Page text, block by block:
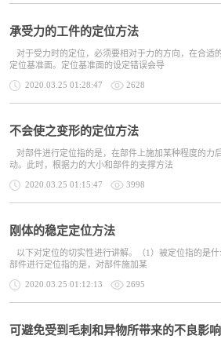
承受力的工件的定位方法
对于受力时的定位，必须要相对于力的方向，在合适
定位基准面。定位基准面的设定错误会导
2020.03.25 01:28:47 2628
不会使之变形的定位方法
对部件进行定位指的是，在部件上施加某种程度的力
动。此时，根据力的大小和部件的支撑方法
2020.03.25 01:15:47 3998
刚体的稳定定位方法
以下对定位的切实性进行讲解。（1）被定位指的是
部件进行定位指的是，对部件施加某
2020.03.25 01:12:13 2695